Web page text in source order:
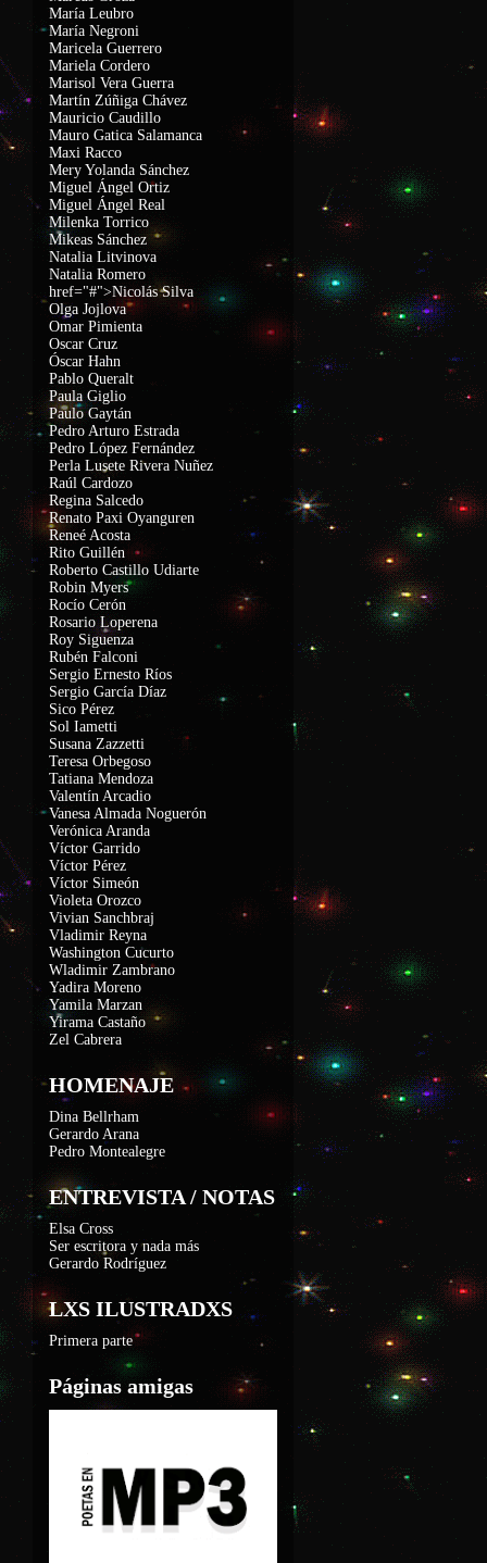
María Leubro
María Negroni
Maricela Guerrero
Mariela Cordero
Marisol Vera Guerra
Martín Zúñiga Chávez
Mauricio Caudillo
Mauro Gatica Salamanca
Maxi Racco
Mery Yolanda Sánchez
Miguel Ángel Ortiz
Miguel Ángel Real
Milenka Torrico
Mikeas Sánchez
Natalia Litvinova
Natalia Romero
href="#">Nicolás Silva
Olga Jojlova
Omar Pimienta
Oscar Cruz
Óscar Hahn
Pablo Queralt
Paula Giglio
Paulo Gaytán
Pedro Arturo Estrada
Pedro López Fernández
Perla Lusete Rivera Nuñez
Raúl Cardozo
Regina Salcedo
Renato Paxi Oyanguren
Reneé Acosta
Rito Guillén
Roberto Castillo Udiarte
Robin Myers
Rocío Cerón
Rosario Loperena
Roy Siguenza
Rubén Falconi
Sergio Ernesto Ríos
Sergio García Díaz
Sico Pérez
Sol Iametti
Susana Zazzetti
Teresa Orbegoso
Tatiana Mendoza
Valentín Arcadio
Vanesa Almada Noguerón
Verónica Aranda
Víctor Garrido
Víctor Pérez
Víctor Simeón
Violeta Orozco
Vivian Sanchbraj
Vladimir Reyna
Washington Cucurto
Wladimir Zambrano
Yadira Moreno
Yamila Marzan
Yirama Castaño
Zel Cabrera
HOMENAJE
Dina Bellrham
Gerardo Arana
Pedro Montealegre
ENTREVISTA / NOTAS
Elsa Cross
Ser escritora y nada más
Gerardo Rodríguez
LXS ILUSTRADXS
Primera parte
Páginas amigas